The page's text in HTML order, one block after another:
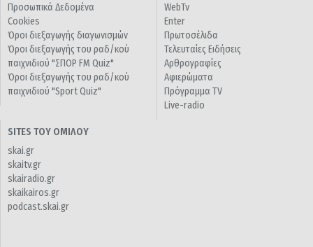
Προσωπικά Δεδομένα
Cookies
Όροι διεξαγωγής διαγωνισμών
Όροι διεξαγωγής του ραδ/κού
παιχνιδιού "ΣΠΟΡ FM Quiz"
Όροι διεξαγωγής του ραδ/κού
παιχνιδιού "Sport Quiz"
WebTv
Enter
Πρωτοσέλιδα
Τελευταίες Ειδήσεις
Αρθρογραφίες
Αφιερώματα
Πρόγραμμα TV
Live-radio
SITES ΤΟΥ ΟΜΙΛΟΥ
skai.gr
skaitv.gr
skairadio.gr
skaikairos.gr
podcast.skai.gr